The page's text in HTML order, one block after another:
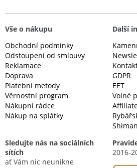
Vše o nákupu
Obchodní podmínky
Odstoupení od smlouvy
Reklamace
Doprava
Platební metody
Věrnostní program
Nákupní rádce
Nákup na splátky
Další
GDPR
EET
Volné
Sledujte nás na sociálních
sítích
ať Vám nic neunikne
2016-